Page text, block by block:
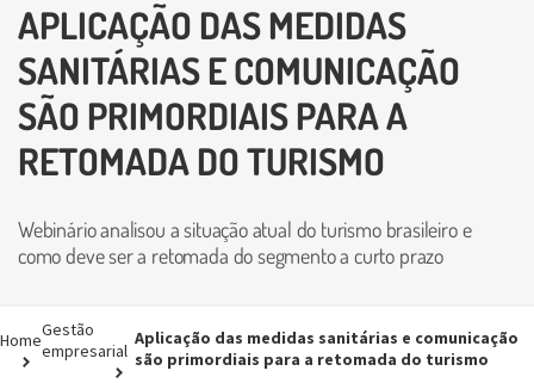
APLICAÇÃO DAS MEDIDAS
SANITÁRIAS E COMUNICAÇÃO
SÃO PRIMORDIAIS PARA A
RETOMADA DO TURISMO
Webinário analisou a situação atual do turismo brasileiro e
como deve ser a retomada do segmento a curto prazo
HomeGestão
empresarial
Aplicação das medidas sanitárias e comunicação
são primordiais para a retomada do turismo